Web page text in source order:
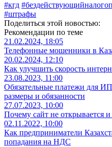
#кгд
#штрафы
Поделиться этой новостью:
Рекомендации по теме
21.02.2024, 18:05
Телефонные мошенники в
20.02.2024, 12:10
Как улучшить скорость
23.08.2023, 11:00
Обязательные платежи для
размеры и обязанности
27.07.2023, 10:00
Почему сайт не открывается
02.11.2022, 10:00
Как предприниматели
попадания на НДС